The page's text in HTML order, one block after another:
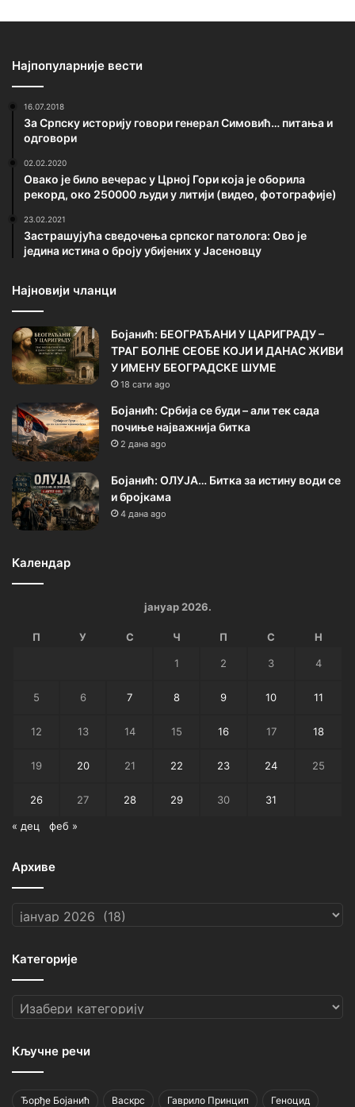
Најпопуларније вести
16.07.2018
За Српску историју говори генерал Симовић… питања и
одговори
02.02.2020
Овако је било вечерас у Црној Гори која је оборила
рекорд, око 250000 људи у литији (видео, фотографије)
23.02.2021
Застрашујућа сведочења српског патолога: Ово је
једина истина о броју убијених у Јасеновцу
Најновији чланци
Бојанић: БЕОГРАЂАНИ У ЦАРИГРАДУ –
ТРАГ БОЛНЕ СЕОБЕ КОЈИ И ДАНАС ЖИВИ
У ИМЕНУ БЕОГРАДСКЕ ШУМЕ
18 сати ago
Бојанић: Србија се буди – али тек сада
почиње најважнија битка
2 дана ago
Бојанић: ОЛУЈА… Битка за истину води се
и бројкама
4 дана ago
Календар
јануар 2026.
П У С Ч П С Н
1 2 3 4
5 6 7 8 9 10 11
12 13 14 15 16 17 18
19 20 21 22 23 24 25
26 27 28 29 30 31
« дец феб »
Архиве
Архиве
Категорије
Категорије
Кључне речи
Ђорђе Бојанић Васкрс Гаврило Принцип Геноцид